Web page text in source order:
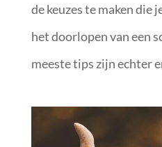
de keuzes te maken die
het doorlopen van een
meeste tips zijn echter